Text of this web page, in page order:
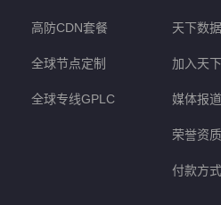
高防CDN套餐
全球节点定制
全球专线GPLC
天下数
加入天
媒体报道
荣誉资质
付款方式